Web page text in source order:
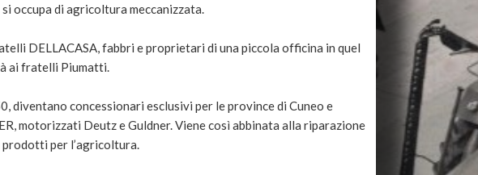
occupa di agricoltura meccanizzata.
DELLACASA, fabbri e proprietari di una piccola officina in quel
ai fratelli Piumatti.
diventano concessionari esclusivi per le province di Cuneo e
motorizzati Deutz e Guldner. Viene così abbinata alla riparazione
prodotti per l’agricoltura.